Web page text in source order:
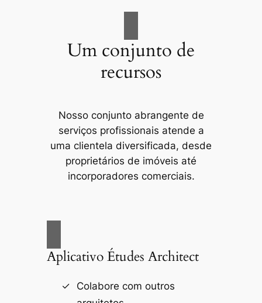
Um conjunto de
recursos
Nosso conjunto abrangente de
serviços profissionais atende a
uma clientela diversificada, desde
proprietários de imóveis até
incorporadores comerciais.
Aplicativo Études Architect
Colabore com outros